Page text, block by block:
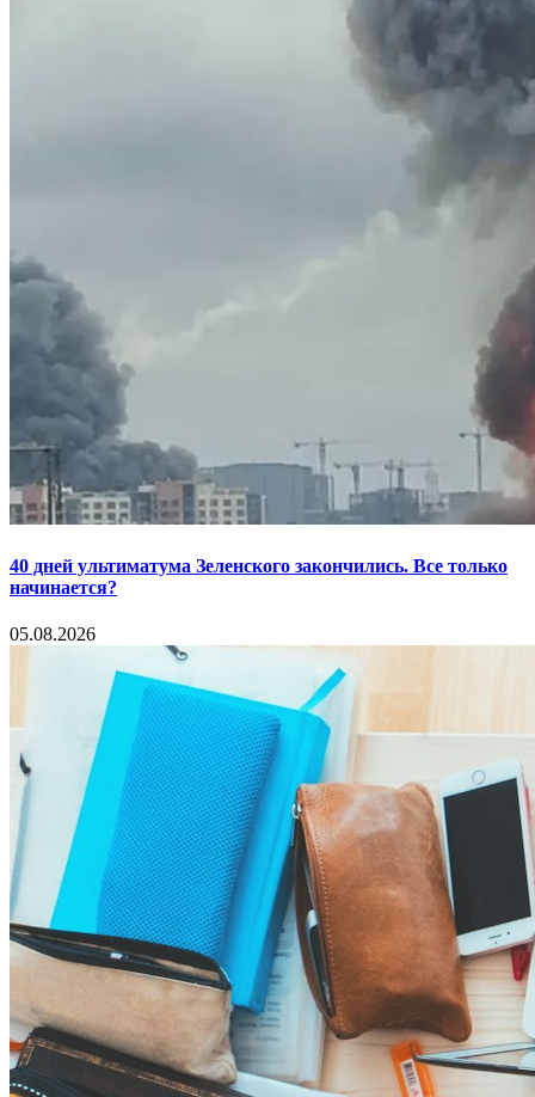
40 дней ультиматума Зеленского закончились. Все только
начинается?
05.08.2026